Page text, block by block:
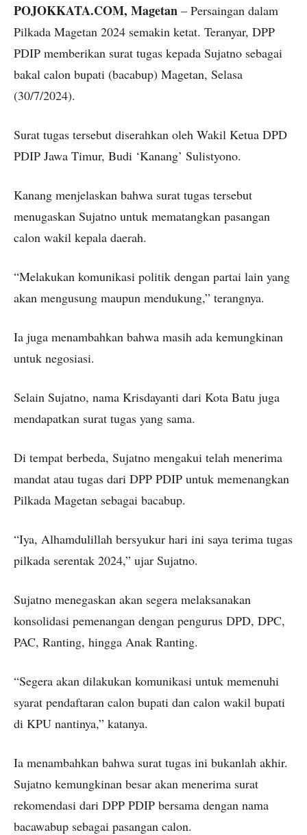
POJOKKATA.COM, Magetan – Persaingan dalam
Pilkada Magetan 2024 semakin ketat. Teranyar, DPP
PDIP memberikan surat tugas kepada Sujatno sebagai
bakal calon bupati (bacabup) Magetan, Selasa
(30/7/2024).
Surat tugas tersebut diserahkan oleh Wakil Ketua DPD
PDIP Jawa Timur, Budi ‘Kanang’ Sulistyono.
Kanang menjelaskan bahwa surat tugas tersebut
menugaskan Sujatno untuk mematangkan pasangan
calon wakil kepala daerah.
“Melakukan komunikasi politik dengan partai lain yang
akan mengusung maupun mendukung,” terangnya.
Ia juga menambahkan bahwa masih ada kemungkinan
untuk negosiasi.
Selain Sujatno, nama Krisdayanti dari Kota Batu juga
mendapatkan surat tugas yang sama.
Di tempat berbeda, Sujatno mengakui telah menerima
mandat atau tugas dari DPP PDIP untuk memenangkan
Pilkada Magetan sebagai bacabup.
“Iya, Alhamdulillah bersyukur hari ini saya terima tugas
pilkada serentak 2024,” ujar Sujatno.
Sujatno menegaskan akan segera melaksanakan
konsolidasi pemenangan dengan pengurus DPD, DPC,
PAC, Ranting, hingga Anak Ranting.
“Segera akan dilakukan komunikasi untuk memenuhi
syarat pendaftaran calon bupati dan calon wakil bupati
di KPU nantinya,” katanya.
Ia menambahkan bahwa surat tugas ini bukanlah akhir.
Sujatno kemungkinan besar akan menerima surat
rekomendasi dari DPP PDIP bersama dengan nama
bacawabup sebagai pasangan calon.